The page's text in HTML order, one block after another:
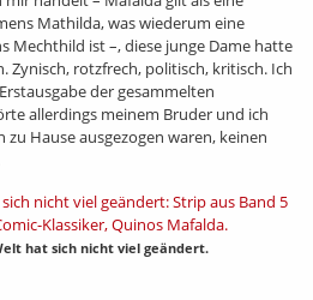
Mathilda, was wiederum eine
Mechthild ist –, diese junge Dame hatte
Zynisch, rotzfrech, politisch, kritisch. Ich
der gesammelten
allerdings meinem Bruder und ich
Hause ausgezogen waren, keinen
hat sich nicht viel geändert.